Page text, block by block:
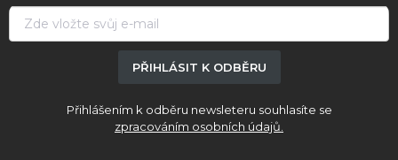
PŘIHLÁSIT K ODBĚRU
Přihlášením k odběru newsleteru souhlasíte se
zpracováním osobních údajů.